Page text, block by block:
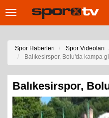
Toggle
Spor Haberleri Spor Videoları
Balıkesirspor, Bolu'da kampa
Balıkesirspor,